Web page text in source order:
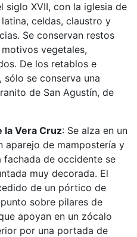
siglo XVII, con la iglesia de
celdas, claustro y
Se conservan restos
vegetales,
De los retablos e
sólo se conserva una
de San Agustín, de
la Vera Cruz: Se alza en un
aparejo de mampostería y
fachada de occidente se
muy decorada. El
de un pórtico de
sobre pilares de
apoyan en un zócalo
por una portada de